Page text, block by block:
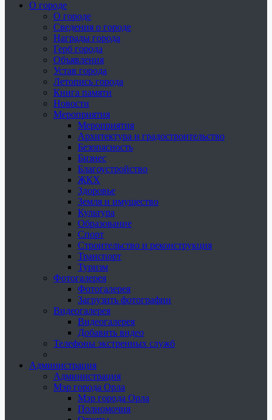
О городе
О городе
Сведения о городе
Награды города
Герб города
Объявления
Устав города
Летопись города
Книга памяти
Новости
Мероприятия
Мероприятия
Архитектура и градостроительство
Безопасность
Бизнес
Благоустройство
ЖКХ
Здоровье
Земля и имущество
Культура
Образование
Спорт
Строительство и реконструкция
Транспорт
Туризм
Фотогалерея
Фотогалерея
Загрузить фотографии
Видеогалерея
Видеогалерея
Добавить видео
Телефоны экстренных служб
Администрация
Администрация
Мэр города Орла
Мэр города Орла
Полномочия